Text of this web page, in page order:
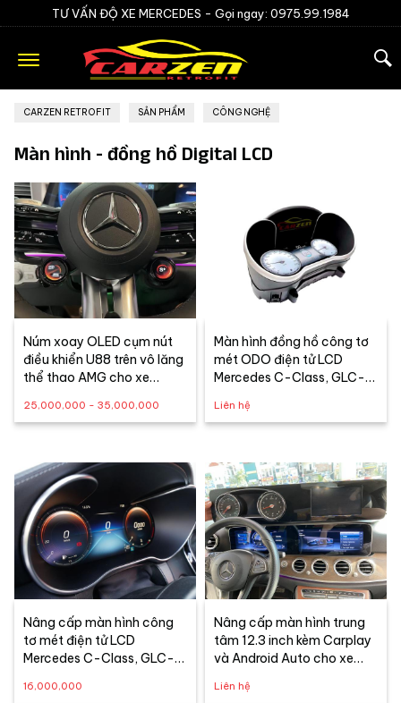
TƯ VẤN ĐỘ XE MERCEDES - Gọi ngay: 0975.99.1984
CARZEN RETROFIT SẢN PHẨM CÔNG NGHỆ
Màn hình - đồng hồ Digital LCD
Núm xoay OLED cụm nút
điều khiển U88 trên vô lăng
thể thao AMG cho xe
25,000,000 - 35,000,000
Màn hình đồng hồ công tơ
mét ODO điện tử LCD
Mercedes C-Class, GLC-
2018)
Liên hệ
Nâng cấp màn hình công
tơ mét điện tử LCD
Mercedes C-Class, GLC-
16,000,000
Nâng cấp màn hình trung
tâm 12.3 inch kèm Carplay
và Android Auto cho xe
2018)
Liên hệ